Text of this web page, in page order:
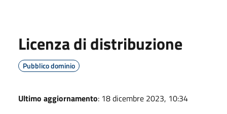
Licenza di distribuzione
Pubblico dominio
Ultimo aggiornamento: 18 dicembre 2023, 10:34